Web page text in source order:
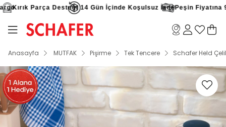
Kırık Parça Desteği 14 Gün İçinde Koşulsuz İadePeşin Fiyatına 9
Anasayfa MUTFAK Pişirme Tek Tencere Schafer Held